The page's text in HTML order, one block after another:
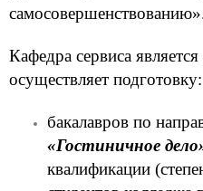
Кафедра сервиса
осуществляет подготовку:
бакалавров по
«Гостиничное
квалификации